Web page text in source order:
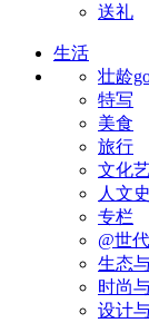
送礼
生活
壮龄
特写
美食
旅行
文化
人文
专栏
@世代
生态
时尚
设计